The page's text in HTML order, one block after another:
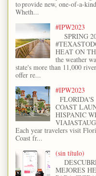
to provide new, one-of-a-
Wheth...
#IPW2023
SPRING
HEAT ON
the weather
state's more than 11,000
offer re...
#IPW2023
COAST
HISPANIC
Each year travelers visit
Coast fr...
(sin título)
MEJORES